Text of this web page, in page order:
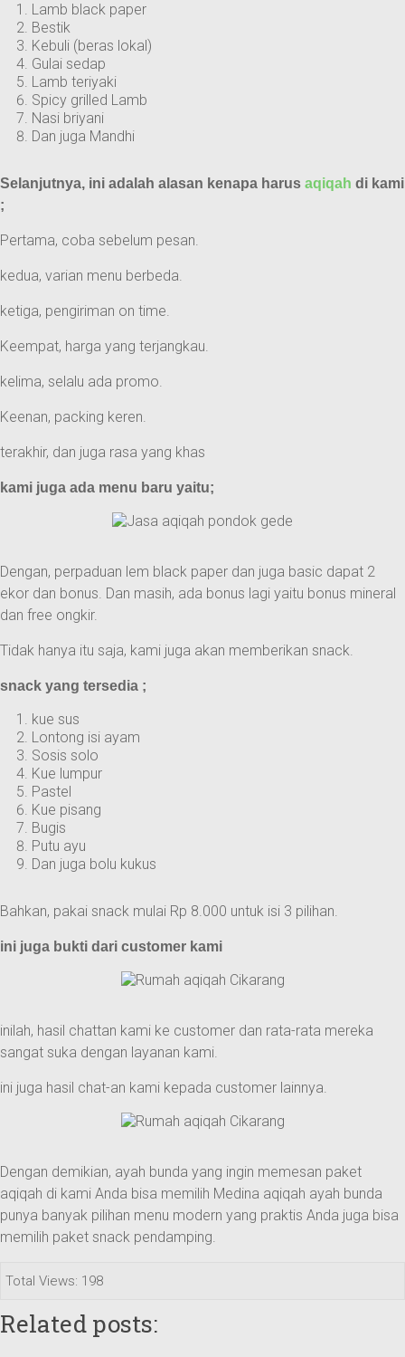
Lamb black paper
Bestik
Kebuli (beras lokal)
Gulai sedap
Lamb teriyaki
Spicy grilled Lamb
Nasi briyani
Dan juga Mandhi
Selanjutnya, ini adalah alasan kenapa harus aqiqah di kami
;
Pertama, coba sebelum pesan.
kedua, varian menu berbeda.
ketiga, pengiriman on time.
Keempat, harga yang terjangkau.
kelima, selalu ada promo.
Keenan, packing keren.
terakhir, dan juga rasa yang khas
kami juga ada menu baru yaitu;
Dengan, perpaduan lem black paper dan juga basic dapat 2
ekor dan bonus. Dan masih, ada bonus lagi yaitu bonus mineral
dan free ongkir.
Tidak hanya itu saja, kami juga akan memberikan snack.
snack yang tersedia ;
kue sus
Lontong isi ayam
Sosis solo
Kue lumpur
Pastel
Kue pisang
Bugis
Putu ayu
Dan juga bolu kukus
Bahkan, pakai snack mulai Rp 8.000 untuk isi 3 pilihan.
ini juga bukti dari customer kami
inilah, hasil chattan kami ke customer dan rata-rata mereka
sangat suka dengan layanan kami.
ini juga hasil chat-an kami kepada customer lainnya.
Dengan demikian, ayah bunda yang ingin memesan paket
aqiqah di kami Anda bisa memilih Medina aqiqah ayah bunda
punya banyak pilihan menu modern yang praktis Anda juga bisa
memilih paket snack pendamping.
Total Views: 198
Related posts: